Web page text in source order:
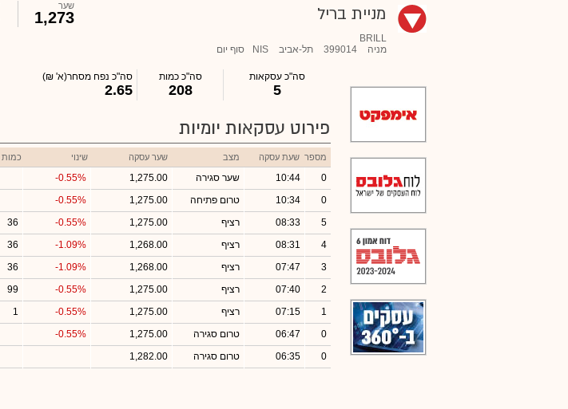
מניית בריל
BRILL
מניה
399014 תל-אביב NIS סוף יום
שער
1,273
סה"כ עסקאות
5
סה"כ כמות
208
סה"כ נפח מסחר(א' ₪)
2.65
פירוט עסקאות יומיות
מספר שעת עסקה מצב שער עסקה שינוי כמות
0
10:44 שער סגירה 1,275.00
-0.55%
0
10:34 טרום פתיחה 1,275.00
-0.55%
5
08:33 רציף 1,275.00
-0.55%
36
4
08:31 רציף 1,268.00
-1.09%
36
3
07:47 רציף 1,268.00
-1.09%
36
2
07:40 רציף 1,275.00
-0.55%
99
1
07:15 רציף 1,275.00
-0.55%
1
0
06:47 טרום סגירה 1,275.00
-0.55%
0
06:35 טרום סגירה 1,282.00